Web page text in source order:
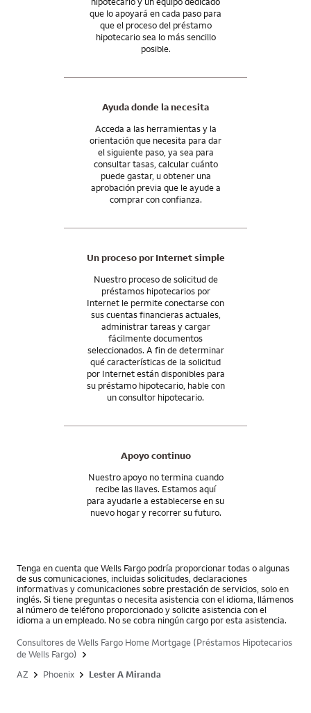
están disponibles para su préstamo hipotecario, hable con un
consultor hipotecario.
Y nuestro apoyo no termina cuando usted recibe las llaves.
compra, con las herramientas y los recursos que necesita para
que lo apoyará en cada paso para
que el proceso del préstamo
hipotecario sea lo más sencillo
posible.
Ayuda donde la necesita
Acceda a las herramientas y la
orientación que necesita para dar
el siguiente paso, ya sea para
consultar tasas, calcular cuánto
puede gastar, u obtener una
aprobación previa que le ayude a
comprar con confianza.
Un proceso por Internet simple
Nuestro proceso de solicitud de
préstamos hipotecarios por
Internet le permite conectarse con
sus cuentas financieras actuales,
administrar tareas y cargar
fácilmente documentos
seleccionados. A fin de determinar
qué características de la solicitud
por Internet están disponibles para
su préstamo hipotecario, hable con
un consultor hipotecario.
Apoyo continuo
Nuestro apoyo no termina cuando
recibe las llaves. Estamos aquí
para ayudarle a establecerse en su
nuevo hogar y recorrer su futuro.
Tenga en cuenta que Wells Fargo podría proporcionar todas o algunas
de sus comunicaciones, incluidas solicitudes, declaraciones
informativas y comunicaciones sobre prestación de servicios, solo en
inglés. Si tiene preguntas o necesita asistencia con el idioma, llámenos
al número de teléfono proporcionado y solicite asistencia con el
idioma a un empleado. No se cobra ningún cargo por esta asistencia.
Consultores de Wells Fargo Home Mortgage (Préstamos Hipotecarios
de Wells Fargo)
AZ
Phoenix Lester A Miranda